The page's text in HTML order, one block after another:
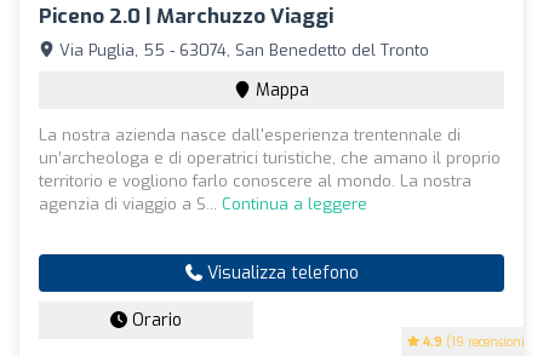
Piceno 2.0 | Marchuzzo Viaggi
4.9 (19 recensioni)
Via Puglia, 55 - 63074, San Benedetto del Tronto
Mappa
La nostra azienda nasce dall'esperienza trentennale di
un’archeologa e di operatrici turistiche, che amano il proprio
territorio e vogliono farlo conoscere al mondo. La nostra
agenzia di viaggio a S... Continua a leggere
Visualizza telefono
Orario